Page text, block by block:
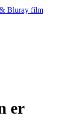
Bluray film
er